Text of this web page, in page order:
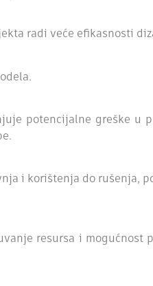
radi veće efikasnosti
potencijalne greške u
i korištenja do rušenja,
resursa i mogućnost